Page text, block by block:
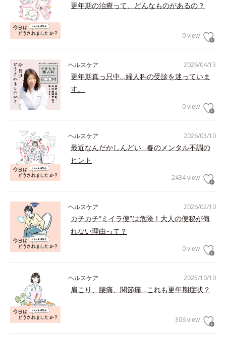
更年期の治療って、どんなものがあるの？
0 view
2026/04/13
ヘルスケア
更年期真っ只中…婦人科の受診を迷っていま
す。
0 view
2026/03/10
ヘルスケア
最近なんだかしんどい…春のメンタル不調の
ヒント
2434 view
2026/02/10
ヘルスケア
カチカチ“ミイラ便”は危険！大人の便秘が侮
れない理由って？
0 view
2025/10/10
ヘルスケア
肩こり、腰痛、関節痛…これも更年期症状？
306 view